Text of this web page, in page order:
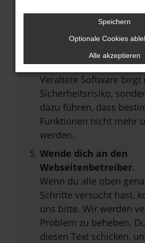
Stelle sicher, dass
und dein
neuesten Stand sind.
Veraltete Software
Sicherheitsrisiko,
dazu führen, dass
Funktionen nicht mehr
werden.
Wende dich an den
Webseitenbetreiber.
Wenn du alle oben
Schritte versucht hast,
uns bitte. Wir werden
Problem zu beheben.
diesen Text schicken,
Speichern
Optionale Cookies
Alle akzeptieren